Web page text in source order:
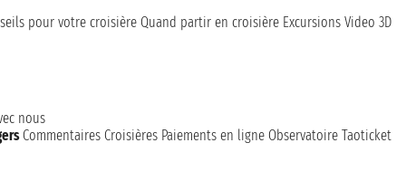
pour votre croisière Quand partir en croisière Excursions Video 3D
nous
Commentaires Croisières Paiements en ligne Observatoire Taoticket